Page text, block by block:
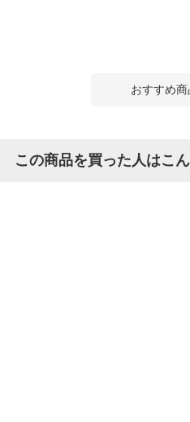
おすすめ商
この商品を買った人はこ